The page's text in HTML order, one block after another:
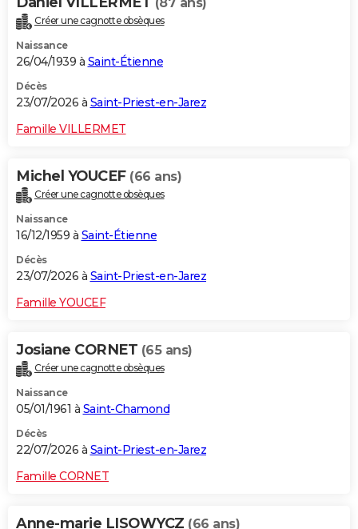
Créer une cagnotte obsèques
Naissance
26/04/1939 à Saint-Étienne
Décès
23/07/2026 à Saint-Priest-en-Jarez
Famille VILLERMET
Michel YOUCEF (66 ans)
Créer une cagnotte obsèques
Naissance
16/12/1959 à Saint-Étienne
Décès
23/07/2026 à Saint-Priest-en-Jarez
Famille YOUCEF
Josiane CORNET (65 ans)
Créer une cagnotte obsèques
Naissance
05/01/1961 à Saint-Chamond
Décès
22/07/2026 à Saint-Priest-en-Jarez
Famille CORNET
Anne-marie LISOWYCZ (66 ans)